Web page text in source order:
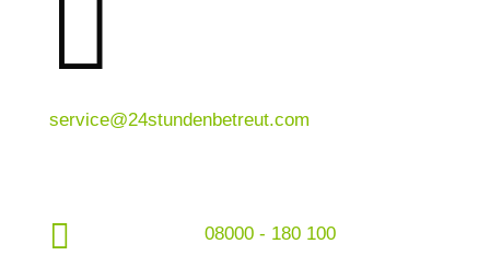

service@24stundenbetreut.com
 08000 - 180 100